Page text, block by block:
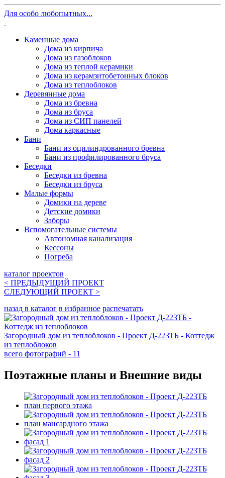
Для особо любопытных...
Каменные дома
Дома из кирпича
Дома из газоблоков
Дома из теплой керамики
Дома из керамзитобетонных блоков
Дома из теплоблоков
Деревянные дома
Дома из бревна
Дома из бруса
Дома из СИП панелей
Дома каркасные
Бани
Бани из оцилиндрованного бревна
Бани из профилированного бруса
Беседки
Беседки из бревна
Беседки из бруса
Малые формы
Домики на дереве
Детские домики
Заборы
Вспомогательные системы
Автономная канализация
Кессоны
Погреба
каталог проектов
< ПРЕДЫДУЩИЙ ПРОЕКТ
СЛЕДУЮЩИЙ ПРОЕКТ >
назад в каталог в избранное распечатать
Загородный дом из теплоблоков - Проект Д-223ТБ - Коттедж
из теплоблоков
всего фотографий - 11
Поэтажные планы и Внешние виды